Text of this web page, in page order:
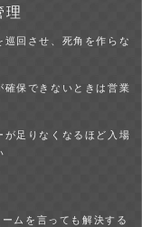
理
巡回させ、死角を作らな
確保できないときは営業
が足りなくなるほど入場
ムを言っても解決する